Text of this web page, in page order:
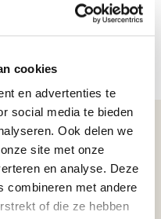
cookies
en advertenties te
social media te bieden
Ook delen we
site met onze
en analyse. Deze
combineren met andere
of die ze hebben
voor de commerciële
InBusiness ...
JE KLAAR!